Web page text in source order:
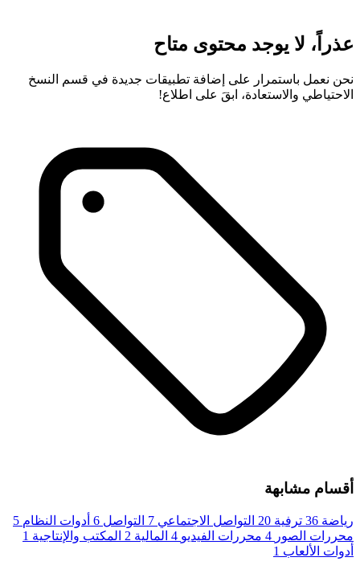
عذراً، لا يوجد محتوى متاح
نحن نعمل باستمرار على إضافة تطبيقات جديدة في قسم النسخ
الاحتياطي والاستعادة، ابقَ على اطلاع!
أقسام مشابهة
رياضة 36 ترفية 20 التواصل الاجتماعي 7 التواصل 6 أدوات النظام 5
محررات الصور 4 محررات الفيديو 4 المالية 2 المكتب والإنتاجية 1
أدوات الألعاب 1